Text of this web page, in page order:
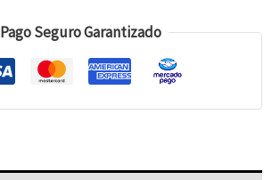
Pago Seguro Garantizado